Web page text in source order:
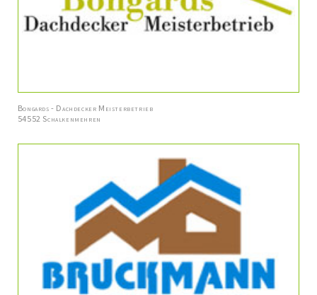
Bongards - Dachdecker Meisterbetrieb
54552 Schalkenmehren